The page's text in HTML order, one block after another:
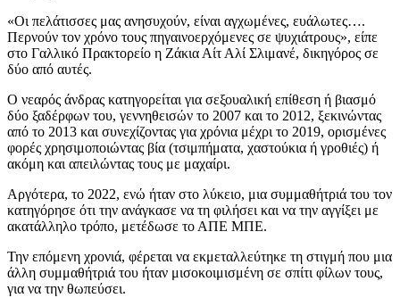
«Οι πελάτισσες μας ανησυχούν, είναι αγχωμένες, ευάλωτες….
Περνούν τον χρόνο τους πηγαινοερχόμενες σε ψυχιάτρους», είπε
στο Γαλλικό Πρακτορείο η Ζάκια Αίτ Αλί Σλιμανέ, δικηγόρος σε
δύο από αυτές.
Ο νεαρός άνδρας κατηγορείται για σεξουαλική επίθεση ή βιασμό
δύο ξαδέρφων του, γεννηθεισών το 2007 και το 2012, ξεκινώντας
από το 2013 και συνεχίζοντας για χρόνια μέχρι το 2019, ορισμένες
φορές χρησιμοποιώντας βία (τσιμπήματα, χαστούκια ή γροθιές) ή
ακόμη και απειλώντας τους με μαχαίρι.
Αργότερα, το 2022, ενώ ήταν στο λύκειο, μια συμμαθήτριά του τον
κατηγόρησε ότι την ανάγκασε να τη φιλήσει και να την αγγίξει με
ακατάλληλο τρόπο, μετέδωσε το ΑΠΕ ΜΠΕ.
Την επόμενη χρονιά, φέρεται να εκμεταλλεύτηκε τη στιγμή που μια
άλλη συμμαθήτριά του ήταν μισοκοιμισμένη σε σπίτι φίλων τους,
για να την θωπεύσει.